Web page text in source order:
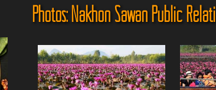
Photos: Nakhon Sawan Public